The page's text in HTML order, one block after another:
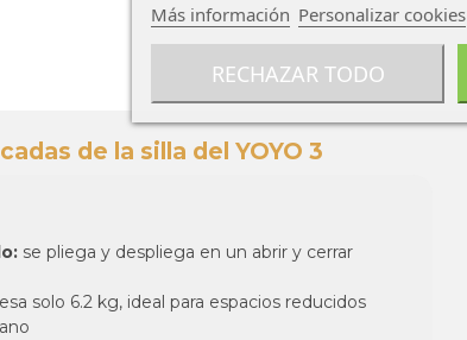
de la silla del YOYO 3
se pliega y despliega en un abrir y cerrar
solo 6.2 kg, ideal para espacios reducidos
Más información Personalizar cookies
RECHAZAR TODO